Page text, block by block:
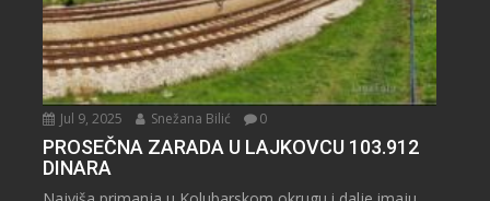
Jul 9, 2025 Snežana Bilić 0
PROSEČNA ZARADA U LAJKOVCU 103.912
DINARA